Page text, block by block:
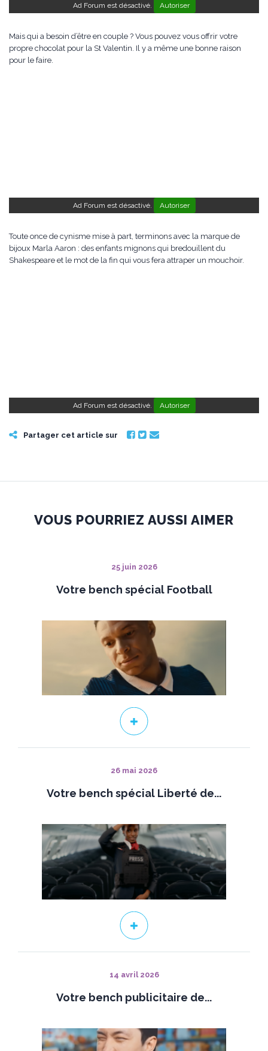
Ad Forum est désactivé. Autoriser
Mais qui a besoin d’être en couple ? Vous pouvez vous offrir votre
propre chocolat pour la St Valentin. Il y a même une bonne raison
pour le faire.
Ad Forum est désactivé. Autoriser
Toute once de cynisme mise à part, terminons avec la marque de
bijoux Marla Aaron : des enfants mignons qui bredouillent du
Shakespeare et le mot de la fin qui vous fera attraper un mouchoir.
Ad Forum est désactivé. Autoriser
Partager cet article sur
VOUS POURRIEZ AUSSI AIMER
25 juin 2026
Votre bench spécial Football
26 mai 2026
Votre bench spécial Liberté de...
14 avril 2026
Votre bench publicitaire de...